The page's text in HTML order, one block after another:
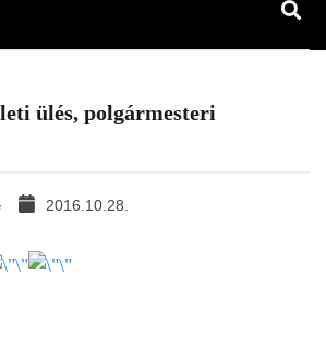
ülés, polgármesteri
2016.10.28.